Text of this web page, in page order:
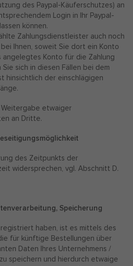
des Paypal-Käuferschutzes) an
Login in Ihr Paypal-
können.
Zahlungsdienstleister auch noch
Ihnen, soweit Sie dort ein Konto
Konto für die Zahlung
sich in diesen Fällen bei dem
hinsichtlich der einschlägigen
etwaiger
an Dritte.
des Zeitpunkts der
widersprechen, vgl. Abschnitt D.
Speicherung
haben, ist es mittels des
für künftige Bestellungen über
Daten Ihres Unternehmens /
speichern und hierdurch etwaige